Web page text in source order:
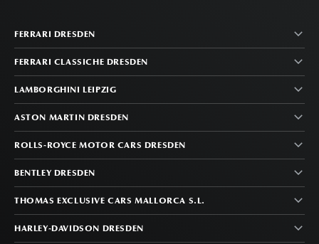
FERRARI DRESDEN
FERRARI CLASSICHE DRESDEN
LAMBORGHINI LEIPZIG
ASTON MARTIN DRESDEN
ROLLS-ROYCE MOTOR CARS DRESDEN
BENTLEY DRESDEN
THOMAS EXCLUSIVE CARS MALLORCA S.L.
HARLEY-DAVIDSON DRESDEN